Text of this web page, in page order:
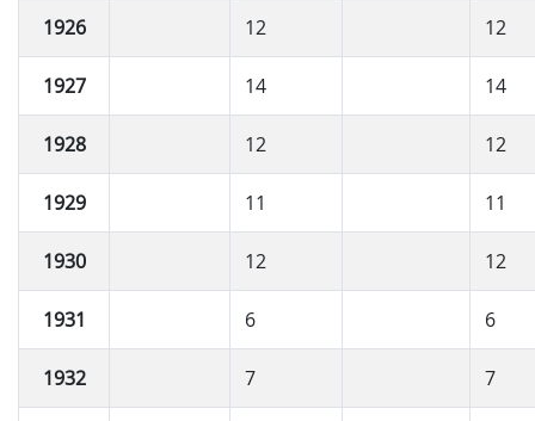
1926 12 12
1927 14 14
1928 12 12
1929 11 11
1930 12 12
1931 6 6
1932 7 7